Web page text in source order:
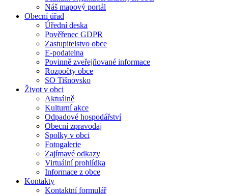
Náš mapový portál
Obecní úřad
Úřední deska
Pověřenec GDPR
Zastupitelstvo obce
E-podatelna
Povinně zveřejňované informace
Rozpočty obce
SO Tišnovsko
Život v obci
Aktuálně
Kulturní akce
Odpadové hospodářství
Obecní zpravodaj
Spolky v obci
Fotogalerie
Zajímavé odkazy
Virtuální prohlídka
Informace z obce
Kontakty
Kontaktní formulář